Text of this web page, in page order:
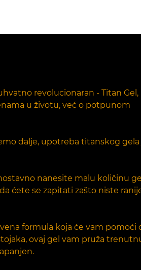
revolucionaran - Titan Gel,
u životu, već o potpunom
dalje, upotreba titanskog gela
nanesite malu količinu
ćete se zapitati zašto niste
formula koja će vam pomoći
ovaj gel vam pruža